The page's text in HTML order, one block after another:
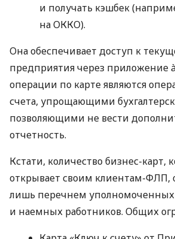
и получать кэшбек
на ОККО).
Она обеспечивает доступ к
предприятия через приложение
операции по карте являются
счета, упрощающими
позволяющими не вести
отчетность.
Кстати, количество бизнес-карт,
открывает своим клиентам-ФЛП,
лишь перечнем
и наемных работников. Общих